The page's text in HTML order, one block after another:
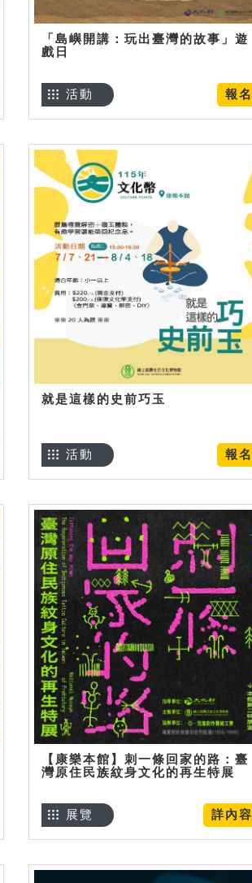
「島嶼開講：玩出臺灣的故事」遊
戲日
報名
活動
就是這樣的史前巧玉
報名
活動
【康樂本館】刺一條回家的路：臺
灣原住民族紋身文化的再生特展
詳內容
展覽